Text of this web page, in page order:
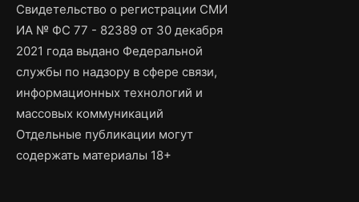
Свидетельство о регистрации СМИ
ИА № ФС 77 - 82389 от 30 декабря
2021 года выдано Федеральной
службы по надзору в сфере связи,
информационных технологий и
массовых коммуникаций
Отдельные публикации могут
содержать материалы 18+